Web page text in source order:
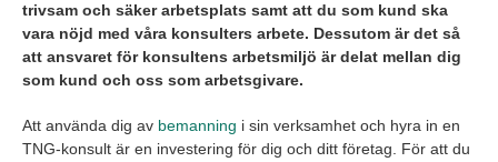
trivsam och säker arbetsplats samt att du som kund ska
vara nöjd med våra konsulters arbete. Dessutom är det så
att ansvaret för konsultens arbetsmiljö är delat mellan dig
som kund och oss som arbetsgivare.
Att använda dig av bemanning i sin verksamhet och hyra in en
TNG-konsult är en investering för dig och ditt företag. För att du